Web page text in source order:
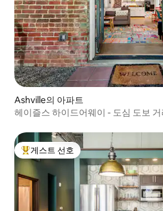
Ashville의 아파트
헤이즐스 하이드어웨이 - 도심 도보 거
상위 게스트 선호
게스트 선호